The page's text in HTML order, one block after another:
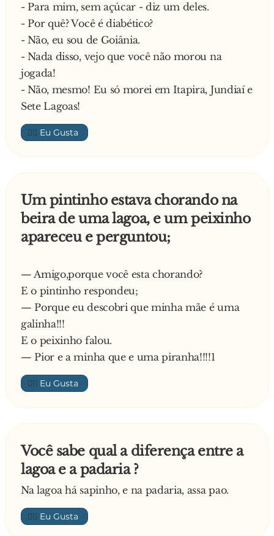
- Para mim, sem açúcar - diz um deles.
- Por quê? Você é diabético?
- Não, eu sou de Goiânia.
- Nada disso, vejo que você não morou na
jogada!
- Não, mesmo! Eu só morei em Itapira, Jundiaí e
Sete Lagoas!
👍🏼
Um pintinho estava chorando na
beira de uma lagoa, e um peixinho
apareceu e perguntou;
— Amigo,porque você esta chorando?
E o pintinho respondeu;
— Porque eu descobri que minha mãe é uma
galinha!!!
E o peixinho falou.
— Pior e a minha que e uma piranha!!!!1
👍🏼
Você sabe qual a diferença entre a
lagoa e a padaria ?
Na lagoa há sapinho, e na padaria, assa pao.
👍🏼